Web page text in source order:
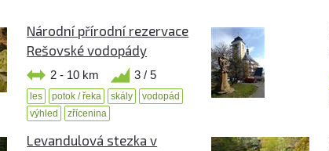
Národní přírodní rezervace
Rešovské vodopády
2 - 10 km 3 / 5
les potok / řeka skály
vodopád
výhled
zřícenina
Levandulová stezka v